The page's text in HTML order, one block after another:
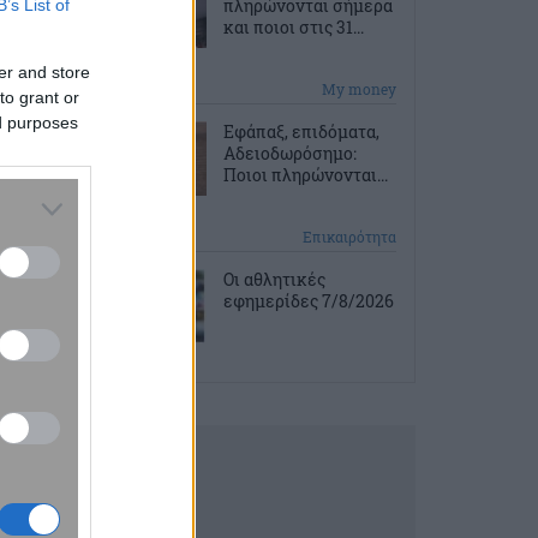
List of
and store
grant or
purposes
πληρώνονται σήμερα
και ποιοι στις 31...
My money
Εφάπαξ, επιδόματα,
Αδειοδωρόσημο:
Ποιοι πληρώνονται...
Επικαιρότητα
Οι αθλητικές
εφημερίδες 7/8/2026